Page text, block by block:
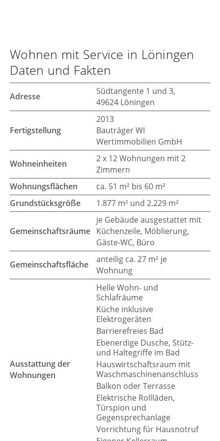
Wohnen mit Service in Löningen
Daten und Fakten
Adresse
Südtangente 1 und 3,
49624 Löningen
Fertigstellung
2013
Bauträger WI
Wertimmobilien GmbH
Wohneinheiten
2 x 12 Wohnungen mit 2
Zimmern
Wohnungsflächen
ca. 51 m² bis 60 m²
Grundstücksgröße
1.877 m² und 2.229 m²
Gemeinschaftsräume
je Gebäude ausgestattet mit
Küchenzeile, Möblierung,
Gäste-WC, Büro
Gemeinschaftsfläche
anteilig ca. 27 m² je
Wohnung
Ausstattung der
Wohnungen
Helle Wohn- und
Schlafräume
Küche inklusive
Elektrogeräten
Barrierefreies Bad
Ebenerdige Dusche, Stütz-
und Haltegriffe im Bad
Hauswirtschaftsraum mit
Waschmaschinenanschluss
Balkon oder Terrasse
Elektrische Rollläden,
Türspion und
Gegensprechanlage
Vorrichtung für Hausnotruf